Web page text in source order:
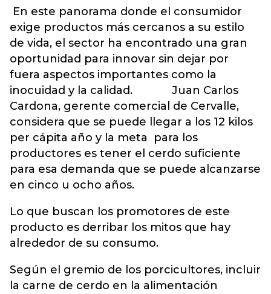
En este panorama donde el consumidor
exige productos más cercanos a su estilo
de vida, el sector ha encontrado una gran
oportunidad para innovar sin dejar por
fuera aspectos importantes como la
inocuidad y la calidad. Juan Carlos
Cardona, gerente comercial de Cervalle,
considera que se puede llegar a los 12 kilos
per cápita año y la meta para los
productores es tener el cerdo suficiente
para esa demanda que se puede alcanzarse
en cinco u ocho años.
Lo que buscan los promotores de este
producto es derribar los mitos que hay
alrededor de su consumo.
Según el gremio de los porcicultores, incluir
la carne de cerdo en la alimentación